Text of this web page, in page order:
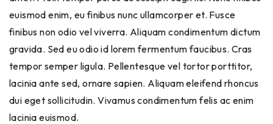
euismod enim, eu finibus nunc ullamcorper et. Fusce
finibus non odio vel viverra. Aliquam condimentum dictum
gravida. Sed eu odio id lorem fermentum faucibus. Cras
tempor semper ligula. Pellentesque vel tortor porttitor,
lacinia ante sed, ornare sapien. Aliquam eleifend rhoncus
dui eget sollicitudin. Vivamus condimentum felis ac enim
lacinia euismod.